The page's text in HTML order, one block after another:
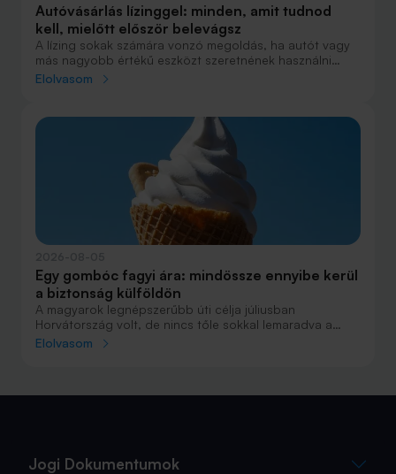
Autóvásárlás lízinggel: minden, amit tudnod
kell, mielőtt először belevágsz
A lízing sokak számára vonzó megoldás, ha autót vagy
más nagyobb értékű eszközt szeretnének használni
anélkül, hogy azt egy összegben ki kellene fizetniük.
fogalmak közül, amelyekkel biztosan találkozol.
Elolvasom
Egy gombóc fagyi ára: mindössze ennyibe kerül
a biztonság külföldön
A magyarok legnépszerűbb úti célja júliusban
Horvátország volt, de nincs tőle sokkal lemaradva a
júniust megnyerő Olaszország sem. A tengerparti
Elolvasom
Jogi Dokumentumok